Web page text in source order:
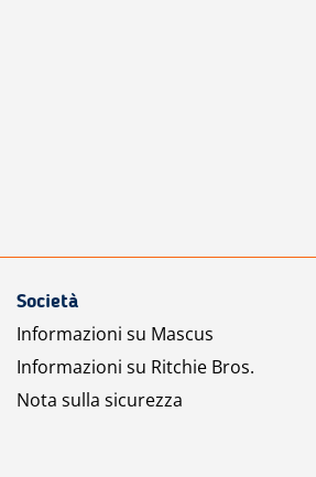
Società
Informazioni su Mascus
Informazioni su Ritchie Bros.
Nota sulla sicurezza